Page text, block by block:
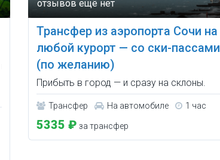
Трансфер из аэропорта Сочи на
любой курорт — со ски-пассами
(по желанию)
Прибыть в город — и сразу на склоны.
Трансфер На автомобиле 1 час
5335 ₽ за трансфер